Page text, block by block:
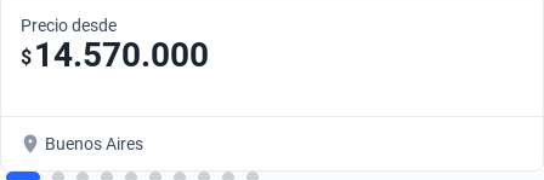
Precio desde
$ 14.570.000
Buenos Aires